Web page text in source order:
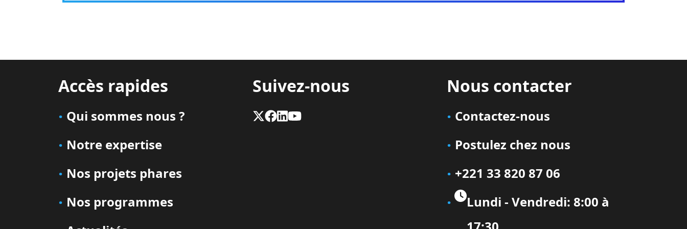
Accès rapides
Qui sommes nous ?
Notre expertise
Nos projets phares
Nos programmes
Suivez-nous Nous contacter
Contactez-nous
Postulez chez nous
+221 33 820 87 06
Lundi - Vendredi: 8:00 à